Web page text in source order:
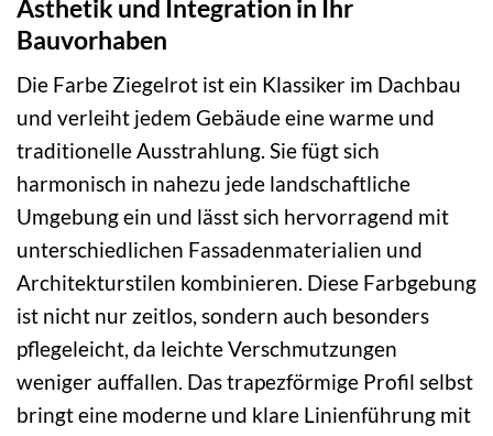
Ästhetik und Integration in Ihr
Bauvorhaben
Die Farbe Ziegelrot ist ein Klassiker im Dachbau
und verleiht jedem Gebäude eine warme und
traditionelle Ausstrahlung. Sie fügt sich
harmonisch in nahezu jede landschaftliche
Umgebung ein und lässt sich hervorragend mit
unterschiedlichen Fassadenmaterialien und
Architekturstilen kombinieren. Diese Farbgebung
ist nicht nur zeitlos, sondern auch besonders
pflegeleicht, da leichte Verschmutzungen
weniger auffallen. Das trapezförmige Profil selbst
bringt eine moderne und klare Linienführung mit